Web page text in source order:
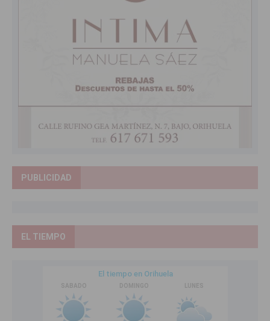
PUBLICIDAD
EL TIEMPO